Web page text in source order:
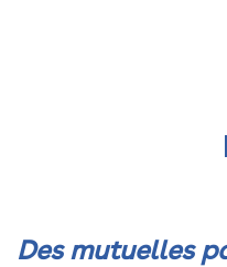
Des mutuelles